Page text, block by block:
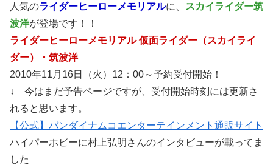
人気のライダーヒーローメモリアルに、
スカイライダー筑
波洋が登場です！！
ライダーヒーローメモリアル 仮面ライダー（スカイライ
ダー）・筑波洋
2010年11月16日（火）12：00～予約受付開始！
↓ 今はまだ予告ページですが、受付開始時刻には更新さ
れると思います。
【公式】バンダイナムコエンターテインメント通販サイト
ハイパーホビーに村上弘明さんのインタビューが載ってま
した